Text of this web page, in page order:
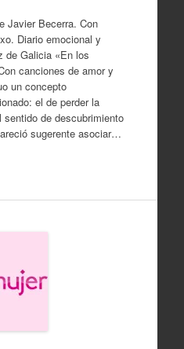
Javier Becerra. Con
Diario emocional y
de Galicia «En los
canciones de amor y
un concepto
el de perder la
de descubrimiento
sugerente asociar…